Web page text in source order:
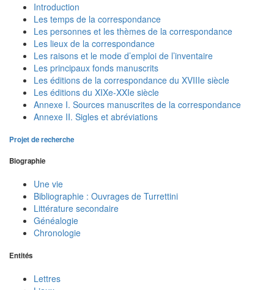
Introduction
Les temps de la correspondance
Les personnes et les thèmes de la correspondance
Les lieux de la correspondance
Les raisons et le mode d’emploi de l’inventaire
Les principaux fonds manuscrits
Les éditions de la correspondance du XVIIIe siècle
Les éditions du XIXe-XXIe siècle
Annexe I. Sources manuscrites de la correspondance
Annexe II. Sigles et abréviations
Projet de recherche
Biographie
Une vie
Bibliographie : Ouvrages de Turrettini
Littérature secondaire
Généalogie
Chronologie
Entités
Lettres